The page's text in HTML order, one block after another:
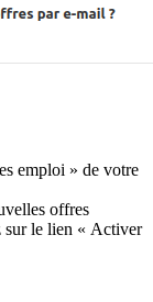
emploi » de votre
offres
sur le lien « Activer